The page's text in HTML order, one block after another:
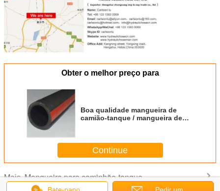
Obter o melhor preço para
Boa qualidade mangueira de
camião-tanque / mangueira de
diesel
Continue
MaisMangueira para caminhão-tanque